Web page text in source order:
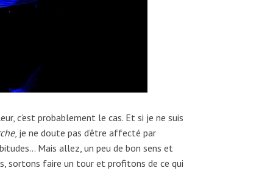
c’est probablement le cas. Et si je ne suis
, je ne doute pas d’être affecté par
Mais allez, un peu de bon sens et
sortons faire un tour et profitons de ce qui